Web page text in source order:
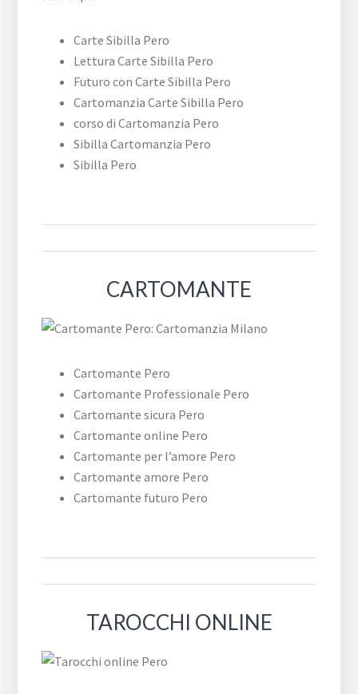
Carte Sibilla Pero
Lettura Carte Sibilla Pero
Futuro con Carte Sibilla Pero
Cartomanzia Carte Sibilla Pero
corso di Cartomanzia Pero
Sibilla Cartomanzia Pero
Sibilla Pero
CARTOMANTE
Cartomante Pero
Cartomante Professionale Pero
Cartomante sicura Pero
Cartomante online Pero
Cartomante per l’amore Pero
Cartomante amore Pero
Cartomante futuro Pero
TAROCCHI ONLINE